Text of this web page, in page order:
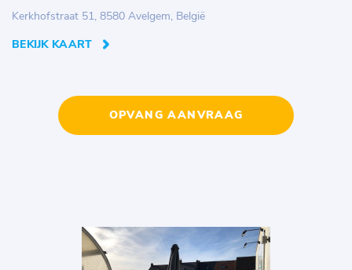
Kerkhofstraat 51, 8580 Avelgem, België
BEKIJK KAART
OPVANG AANVRAAG